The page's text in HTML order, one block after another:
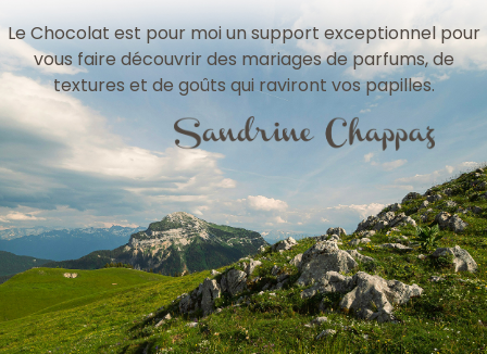
Le Chocolat est pour moi un support exceptionnel pour
vous faire découvrir des mariages de parfums, de
textures et de goûts qui raviront vos papilles.